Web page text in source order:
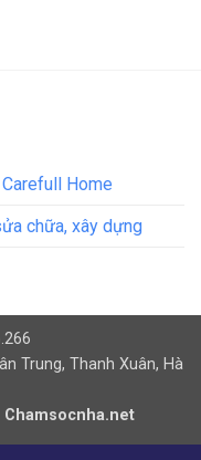
Home
chữa, xây dựng
Trung, Thanh Xuân, Hà
Chamsocnha.net